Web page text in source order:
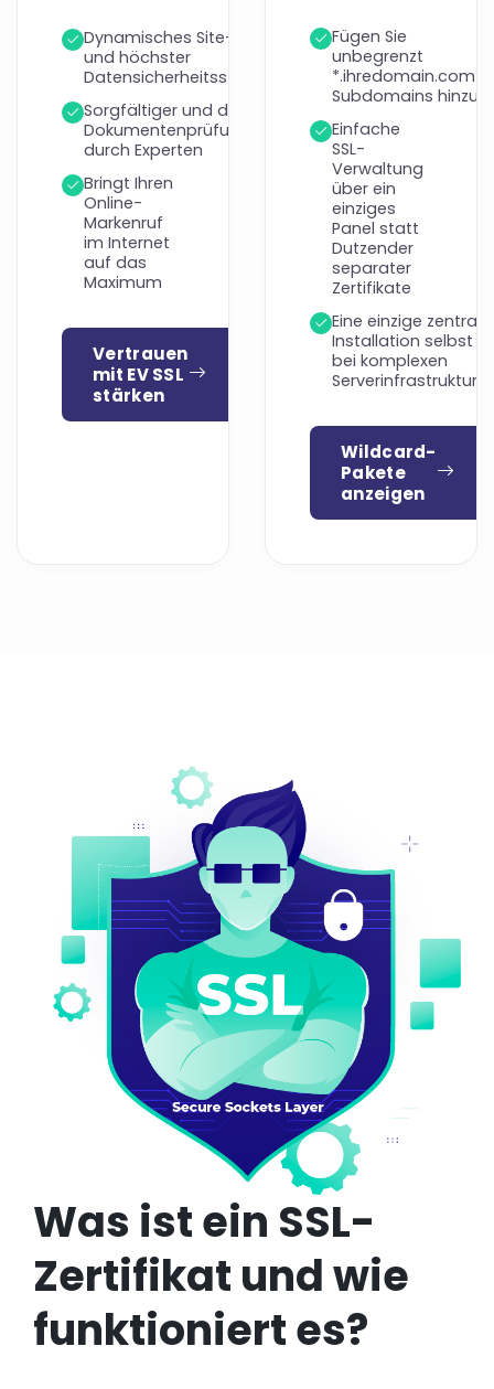
Dynamisches Site-Siegel
und höchster
Datensicherheitsstandard
Sorgfältiger und detaillierter
Dokumentenprüfungsprozess
durch Experten
Bringt Ihren
Online-
Markenruf
im Internet
auf das
Maximum
Vertrauen
mit EV SSL
stärken
Fügen Sie
unbegrenzt
*.ihredomain.com-
Subdomains hinzu
Einfache
SSL-
Verwaltung
über ein
einziges
Panel statt
Dutzender
separater
Zertifikate
Eine einzige zentrale
Installation selbst
bei komplexen
Wildcard-
Pakete
anzeigen
Was ist ein SSL-
Zertifikat und wie
funktioniert es?